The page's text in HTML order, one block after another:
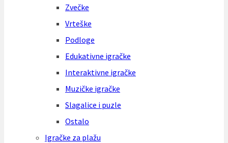
Zvečke
Vrteške
Podloge
Edukativne igračke
Interaktivne igračke
Muzičke igračke
Slagalice i puzle
Ostalo
Igračke za plažu